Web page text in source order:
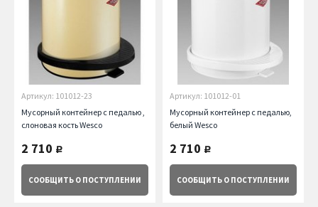
Артикул: 101012-23
Мусорный контейнер с педалью ,
слоновая кость Wesco
2 710 руб.
СООБЩИТЬ О ПОСТУПЛЕНИИ
Артикул: 101012-01
Мусорный контейнер с педалью,
белый Wesco
2 710 руб.
СООБЩИТЬ О ПОСТУПЛЕНИИ